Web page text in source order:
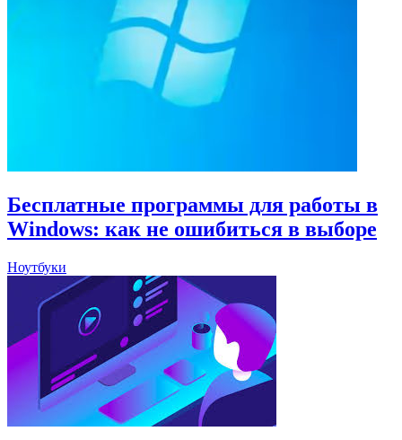
Бесплатные программы для работы в
Windows: как не ошибиться в выборе
Ноутбуки